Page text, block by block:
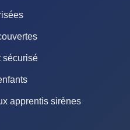
sécurisé
apprentis sirènes